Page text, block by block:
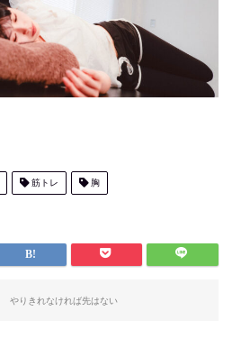
筋トレ 胸
やりきれなければ先はない